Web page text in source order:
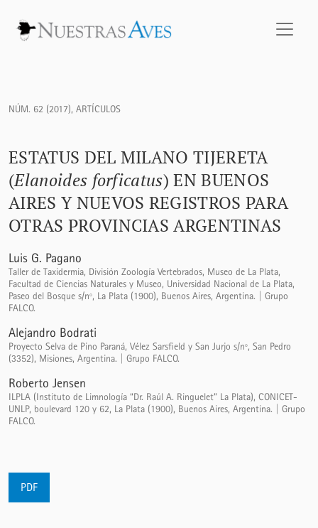
NÚM. 62 (2017), ARTÍCULOS
ESTATUS DEL MILANO TIJERETA
(Elanoides forficatus) EN BUENOS
AIRES Y NUEVOS REGISTROS PARA
OTRAS PROVINCIAS ARGENTINAS
Luis G. Pagano
Taller de Taxidermia, División Zoología Vertebrados, Museo de La Plata,
Facultad de Ciencias Naturales y Museo, Universidad Nacional de La Plata,
Paseo del Bosque s/nº, La Plata (1900), Buenos Aires, Argentina. | Grupo
FALCO.
Alejandro Bodrati
Proyecto Selva de Pino Paraná, Vélez Sarsfield y San Jurjo s/nº, San Pedro
(3352), Misiones, Argentina. | Grupo FALCO.
Roberto Jensen
ILPLA (Instituto de Limnología “Dr. Raúl A. Ringuelet” La Plata), CONICET-
UNLP, boulevard 120 y 62, La Plata (1900), Buenos Aires, Argentina. | Grupo
FALCO.
PDF